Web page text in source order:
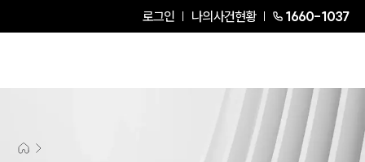
로그인 나의사건현황 1660-1037